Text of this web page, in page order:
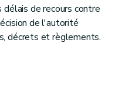
délais de recours contre
de l'autorité
décrets et règlements.